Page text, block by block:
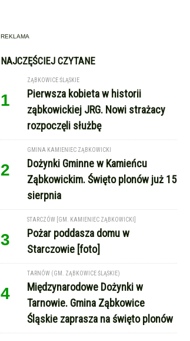
REKLAMA
NAJCZĘŚCIEJ CZYTANE
1
ZĄBKOWICE ŚLĄSKIE
Pierwsza kobieta w historii
ząbkowickiej JRG. Nowi strażacy
rozpoczęli służbę
2
GMINA KAMIENIEC ZĄBKOWICKI
Dożynki Gminne w Kamieńcu
Ząbkowickim. Święto plonów już 15
sierpnia
3
STARCZÓW [GM. KAMIENIEC ZĄBKOWICKI]
Pożar poddasza domu w
Starczowie [foto]
4
TARNÓW (GM. ZĄBKOWICE ŚLĄSKIE)
Międzynarodowe Dożynki w
Tarnowie. Gmina Ząbkowice
Śląskie zaprasza na święto plonów